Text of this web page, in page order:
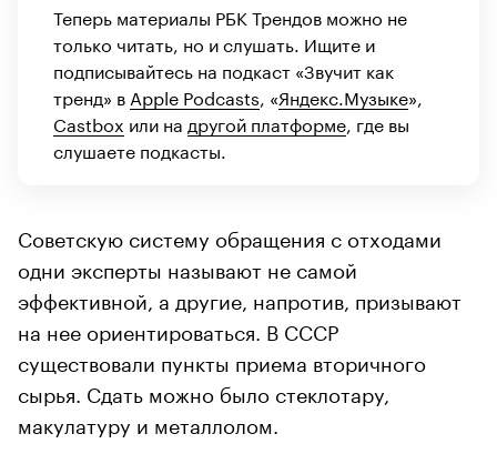
Теперь материалы РБК Трендов можно не
только читать, но и слушать. Ищите и
подписывайтесь на подкаст «Звучит как
тренд» в Apple Podcasts , «Яндекс.Музыке»,
Castbox или на другой платформе , где вы
слушаете подкасты.
Советскую систему обращения с отходами
одни эксперты называют не самой
эффективной, а другие, напротив, призывают
на нее ориентироваться. В СССР
существовали пункты приема вторичного
сырья. Сдать можно было стеклотару,
макулатуру и металлолом.